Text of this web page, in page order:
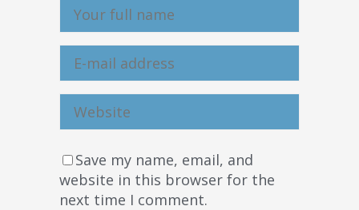
Save my name, email, and
website in this browser for the
next time I comment.